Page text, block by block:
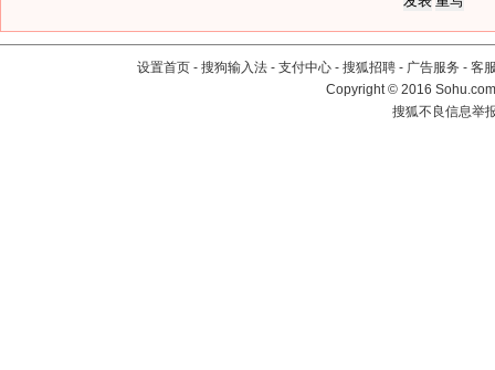
设置首页 - 搜狗输入法 - 支付中心 - 搜狐招聘 - 广告服务 - 客
Copyright©2016
搜狐不良信息举